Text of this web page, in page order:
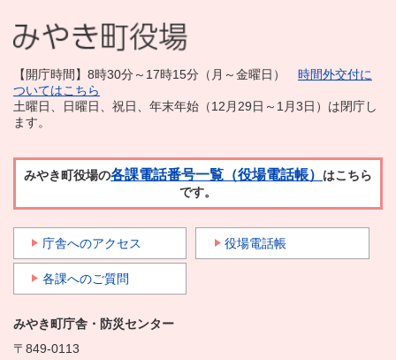
【開庁時間】8時30分～17時15分（月～金曜日） 時間外交付に
ついてはこちら
土曜日、日曜日、祝日、年末年始（12月29日～1月3日）は閉庁し
ます。
みやき町役場の各課電話番号一覧（役場電話帳） はこちら
です。
庁舎へのアクセス 役場電話帳
各課へのご質問
みやき町庁舎・防災センター
〒849-0113